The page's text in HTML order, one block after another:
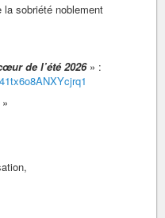
la sobriété noblement
de l’été 2026» :
»